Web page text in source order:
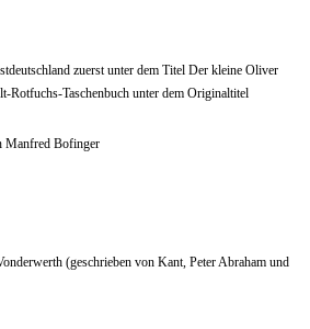
zuerst unter dem Titel Der kleine Oliver
Rotfuchs-Taschenbuch unter dem Originaltitel
Manfred Bofinger
(geschrieben von Kant, Peter Abraham und